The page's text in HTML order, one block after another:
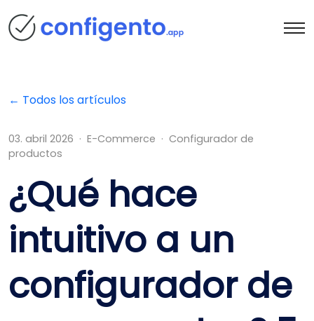
← Todos los artículos
03. abril 2026 · E-Commerce · Configurador de
productos
¿Qué hace
intuitivo a un
configurador de